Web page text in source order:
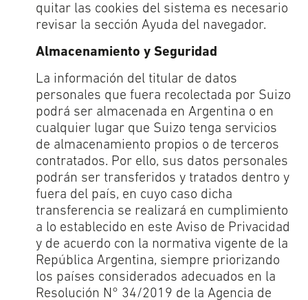
quitar las cookies del sistema es necesario
revisar la sección Ayuda del navegador.
Almacenamiento y Seguridad
La información del titular de datos
personales que fuera recolectada por Suizo
podrá ser almacenada en Argentina o en
cualquier lugar que Suizo tenga servicios
de almacenamiento propios o de terceros
contratados. Por ello, sus datos personales
podrán ser transferidos y tratados dentro y
fuera del país, en cuyo caso dicha
transferencia se realizará en cumplimiento
a lo establecido en este Aviso de Privacidad
y de acuerdo con la normativa vigente de la
República Argentina, siempre priorizando
los países considerados adecuados en la
Resolución N° 34/2019 de la Agencia de